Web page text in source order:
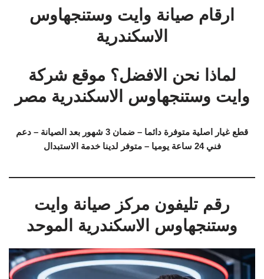
ارقام صيانة وايت وستنجهاوس
الاسكندرية
لماذا نحن الافضل؟ موقع شركة
وايت وستنجهاوس الاسكندرية مصر
قطع غيار اصلية متوفرة دائما – ضمان 3 شهور بعد الصيانة – دعم
فني 24 ساعة يوميا – متوفر لدينا خدمة الاستبدال
رقم تليفون مركز صيانة وايت
وستنجهاوس الاسكندرية الموحد